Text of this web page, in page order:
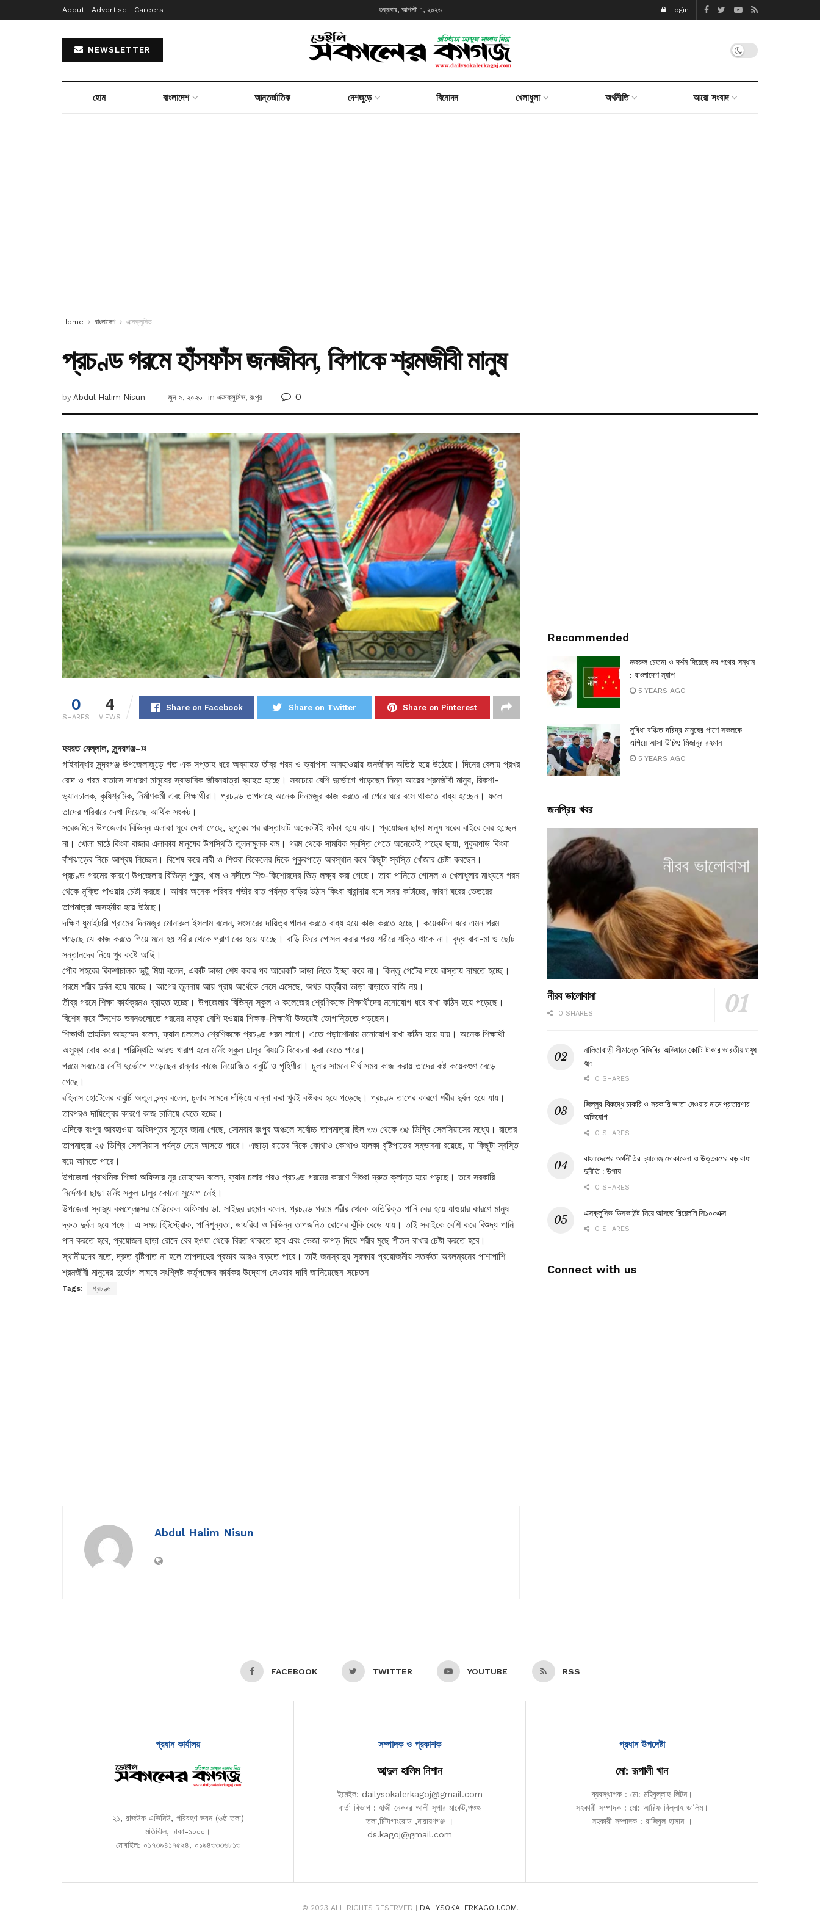
About Advertise Careers শুক্রবার, আগস্ট ৭, ২০২৬ Login
NEWSLETTER
হোম বাংলাদেশ আন্তর্জাতিক দেশজুড়ে বিনোদন খেলাধুলা অর্থনীতি আরো সংবাদ
Home বাংলাদেশ এক্সক্লুসিভ
প্রচণ্ড গরমে হাঁসফাঁস জনজীবন, বিপাকে শ্রমজীবী মানুষ
by Abdul Halim Nisun জুন ৯, ২০২৬ in এক্সক্লুসিভ, রংপুর 0
0
SHARES
4
VIEWS
Share on Facebook Share on Twitter Share on Pinterest
হযরত বেল্লাল, সুন্দরগঞ্জ-¤
গাইবান্ধার সুন্দরগঞ্জ উপজেলাজুড়ে গত এক সপ্তাহ ধরে অব্যাহত তীব্র গরম ও ভ্যাপসা আবহাওয়ায় জনজীবন অতিষ্ঠ হয়ে উঠেছে। দিনের বেলায় প্রখর
রোদ ও গরম বাতাসে সাধারণ মানুষের স্বাভাবিক জীবনযাত্রা ব্যাহত হচ্ছে। সবচেয়ে বেশি দুর্ভোগে পড়েছেন নিম্ন আয়ের শ্রমজীবী মানুষ, রিকশা-
ভ্যানচালক, কৃষিশ্রমিক, নির্মাণকর্মী এবং শিক্ষার্থীরা। প্রচণ্ড তাপদাহে অনেক দিনমজুর কাজ করতে না পেরে ঘরে বসে থাকতে বাধ্য হচ্ছেন। ফলে
তাদের পরিবারে দেখা দিয়েছে আর্থিক সংকট।
সরেজমিনে উপজেলার বিভিন্ন এলাকা ঘুরে দেখা গেছে, দুপুরের পর রাস্তাঘাট অনেকটাই ফাঁকা হয়ে যায়। প্রয়োজন ছাড়া মানুষ ঘরের বাইরে বের হচ্ছেন
না। খোলা মাঠে কিংবা বাজার এলাকায় মানুষের উপস্থিতি তুলনামূলক কম। গরম থেকে সাময়িক স্বস্তি পেতে অনেকেই গাছের ছায়া, পুকুরপাড় কিংবা
বাঁশঝাড়ের নিচে আশ্রয় নিচ্ছেন। বিশেষ করে নারী ও শিশুরা বিকেলের দিকে পুকুরপাড়ে অবস্থান করে কিছুটা স্বস্তি খোঁজার চেষ্টা করছেন।
প্রচণ্ড গরমের কারণে উপজেলার বিভিন্ন পুকুর, খাল ও নদীতে শিশু-কিশোরদের ভিড় লক্ষ্য করা গেছে। তারা পানিতে গোসল ও খেলাধুলার মাধ্যমে গরম
থেকে মুক্তি পাওয়ার চেষ্টা করছে। আবার অনেক পরিবার গভীর রাত পর্যন্ত বাড়ির উঠান কিংবা বারান্দায় বসে সময় কাটাচ্ছে, কারণ ঘরের ভেতরের
তাপমাত্রা অসহনীয় হয়ে উঠছে।
দক্ষিণ ধুমাইটারী গ্রামের দিনমজুর মোনারুল ইসলাম বলেন, সংসারের দায়িত্ব পালন করতে বাধ্য হয়ে কাজ করতে হচ্ছে। কয়েকদিন ধরে এমন গরম
পড়েছে যে কাজ করতে গিয়ে মনে হয় শরীর থেকে প্রাণ বের হয়ে যাচ্ছে। বাড়ি ফিরে গোসল করার পরও শরীরে শক্তি থাকে না। বৃদ্ধ বাবা-মা ও ছোট
সন্তানদের নিয়ে খুব কষ্টে আছি।
পৌর শহরের রিকশাচালক ভুট্টু মিয়া বলেন, একটি ভাড়া শেষ করার পর আরেকটি ভাড়া নিতে ইচ্ছা করে না। কিন্তু পেটের দায়ে রাস্তায় নামতে হচ্ছে।
গরমে শরীর দুর্বল হয়ে যাচ্ছে। আগের তুলনায় আয় প্রায় অর্ধেকে নেমে এসেছে, অথচ যাত্রীরা ভাড়া বাড়াতে রাজি নয়।
তীব্র গরমে শিক্ষা কার্যক্রমও ব্যাহত হচ্ছে। উপজেলার বিভিন্ন স্কুল ও কলেজের শ্রেণিকক্ষে শিক্ষার্থীদের মনোযোগ ধরে রাখা কঠিন হয়ে পড়েছে।
বিশেষ করে টিনশেড ভবনগুলোতে গরমের মাত্রা বেশি হওয়ায় শিক্ষক-শিক্ষার্থী উভয়েই ভোগান্তিতে পড়ছেন।
শিক্ষার্থী তাহসিন আহম্মেদ বলেন, ফ্যান চললেও শ্রেণিকক্ষে প্রচণ্ড গরম লাগে। এতে পড়াশোনায় মনোযোগ রাখা কঠিন হয়ে যায়। অনেক শিক্ষার্থী
অসুস্থ বোধ করে। পরিস্থিতি আরও খারাপ হলে মর্নিং স্কুল চালুর বিষয়টি বিবেচনা করা যেতে পারে।
গরমে সবচেয়ে বেশি দুর্ভোগে পড়েছেন রান্নার কাজে নিয়োজিত বাবুর্চি ও গৃহিণীরা। চুলার সামনে দীর্ঘ সময় কাজ করায় তাদের কষ্ট কয়েকগুণ বেড়ে
গেছে।
রহিদাস হোটেলের বাবুর্চি অতুল চন্দ্র বলেন, চুলার সামনে দাঁড়িয়ে রান্না করা খুবই কষ্টকর হয়ে পড়েছে। প্রচণ্ড তাপের কারণে শরীর দুর্বল হয়ে যায়।
তারপরও দায়িত্বের কারণে কাজ চালিয়ে যেতে হচ্ছে।
এদিকে রংপুর আবহাওয়া অধিদপ্তর সূত্রে জানা গেছে, সোমবার রংপুর অঞ্চলে সর্বোচ্চ তাপমাত্রা ছিল ৩৩ থেকে ৩৫ ডিগ্রি সেলসিয়াসের মধ্যে। রাতের
তাপমাত্রা ২৫ ডিগ্রি সেলসিয়াস পর্যন্ত নেমে আসতে পারে। এছাড়া রাতের দিকে কোথাও কোথাও হালকা বৃষ্টিপাতের সম্ভাবনা রয়েছে, যা কিছুটা স্বস্তি
বয়ে আনতে পারে।
উপজেলা প্রাথমিক শিক্ষা অফিসার নূর মোহাম্মদ বলেন, ফ্যান চলার পরও প্রচণ্ড গরমের কারণে শিশুরা দ্রুত ক্লান্ত হয়ে পড়ছে। তবে সরকারি
নির্দেশনা ছাড়া মর্নিং স্কুল চালুর কোনো সুযোগ নেই।
উপজেলা স্বাস্থ্য কমপ্লেক্সের মেডিকেল অফিসার ডা. সাইদুর রহমান বলেন, প্রচণ্ড গরমে শরীর থেকে অতিরিক্ত পানি বের হয়ে যাওয়ার কারণে মানুষ
দ্রুত দুর্বল হয়ে পড়ে। এ সময় হিটস্ট্রোক, পানিশূন্যতা, ডায়রিয়া ও বিভিন্ন তাপজনিত রোগের ঝুঁকি বেড়ে যায়। তাই সবাইকে বেশি করে বিশুদ্ধ পানি
পান করতে হবে, প্রয়োজন ছাড়া রোদে বের হওয়া থেকে বিরত থাকতে হবে এবং ভেজা কাপড় দিয়ে শরীর মুছে শীতল রাখার চেষ্টা করতে হবে।
স্থানীয়দের মতে, দ্রুত বৃষ্টিপাত না হলে তাপদাহের প্রভাব আরও বাড়তে পারে। তাই জনস্বাস্থ্য সুরক্ষায় প্রয়োজনীয় সতর্কতা অবলম্বনের পাশাপাশি
শ্রমজীবী মানুষের দুর্ভোগ লাঘবে সংশ্লিষ্ট কর্তৃপক্ষের কার্যকর উদ্যোগ নেওয়ার দাবি জানিয়েছেন সচেতন
Tags: প্রচণ্ড
Abdul Halim Nisun
Recommended
নজরুল চেতনা ও দর্শন দিয়েছে নব পথের সন্ধান
: বাংলাদেশ ন্যাপ
5 YEARS AGO
সুবিধা বঞ্চিত দরিদ্র মানুষের পাশে সকলকে
এগিয়ে আসা উচিৎ: মিজানুর রহমান
5 YEARS AGO
জনপ্রিয় খবর
নীরব ভালোবাসা
0 SHARES
নালিতাবাড়ী সীমান্তে বিজিবির অভিযানে কোটি টাকার ভারতীয় ওষুধ
জব্দ
0 SHARES
জিল্লুর বিরুদ্ধে চাকরি ও সরকারি ভাতা দেওয়ার নামে প্রতারণার
অভিযোগ
0 SHARES
বাংলাদেশের অর্থনীতির চ্যালেঞ্জ মোকাবেলা ও উত্তরণের বড় বাধা
দুর্নীতি : উপায়
0 SHARES
এক্সক্লুসিভ ডিসকাউন্ট নিয়ে আসছে রিয়েলমি সি১০০এক্স
0 SHARES
Connect with us
FACEBOOK TWITTER YOUTUBE RSS
প্রধান কার্যালয়
২১, রাজউক এভিনিউ, পরিবহণ ভবন (৬ষ্ঠ তলা)
মতিঝিল, ঢাকা-১০০০।
মোবাইল: ০১৭৩৯৪১৭৫২৪, ০১৯৪৩৩৩৬৮১৩
সম্পাদক ও প্রকাশক
আব্দুল হালিম নিশান
ইমেইল: dailysokalerkagoj@gmail.com
বার্তা বিভাগ : হাজী নেকবর আলী সুপার মার্কেট,পঞ্চম
তলা,চিটাগাংরোড ,নারায়ণগঞ্জ ।
ds.kagoj@gmail.com
প্রধান উপদেষ্টা
মো: রূপালী খান
ব্যবস্থাপক : মো: মহিবুল্লাহ লিটন।
সহকারী সম্পাদক : মো: আরিফ বিল্লাহ ডালিম।
সহকারী সম্পাদক : রাজিবুল হাসান ।
© 2023 ALL RIGHTS RESERVED | DAILYSOKALERKAGOJ.COM.